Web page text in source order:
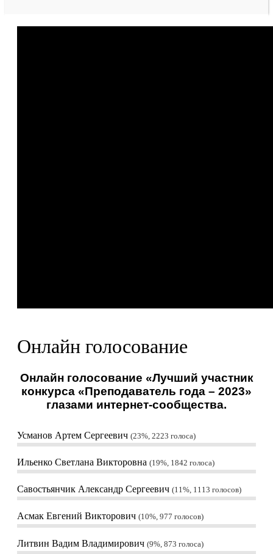
Онлайн голосование
Онлайн голосование «Лучший участник
конкурса «Преподаватель года – 2023»
глазами интернет-сообщества.
Усманов Артем Сергеевич 23%, 2223 голоса
Ильенко Светлана Викторовна 19%, 1842 голоса
Савостьянчик Александр Сергеевич 11%, 1113 голосов
Асмак Евгений Викторович 10%, 977 голосов
Литвин Вадим Владимирович 9%, 873 голоса